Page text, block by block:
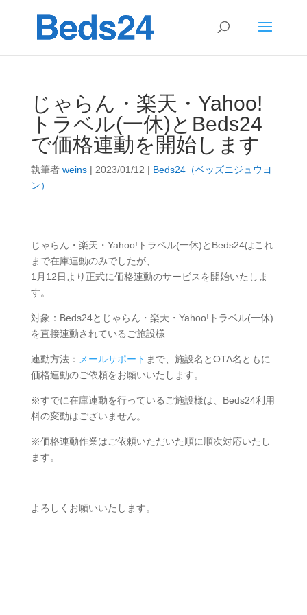
じゃらん・楽天・Yahoo!
トラベル(一休)とBeds24
で価格連動を開始します
執筆者 weins| 2023/01/12 | Beds24（ベッズニジュウヨ
ン）
じゃらん・楽天・Yahoo!トラベル(一休)とBeds24はこれ
まで在庫連動のみでしたが、
1月12日より正式に価格連動のサービスを開始いたしま
す。
対象：Beds24とじゃらん・楽天・Yahoo!トラベル(一休)
を直接連動されているご施設様
連動方法： メールサポート まで、施設名とOTA名ともに
価格連動のご依頼をお願いいたします。
※すでに在庫連動を行っているご施設様は、Beds24利用
料の変動はございません。
※価格連動作業はご依頼いただいた順に順次対応いたし
ます。
よろしくお願いいたします。